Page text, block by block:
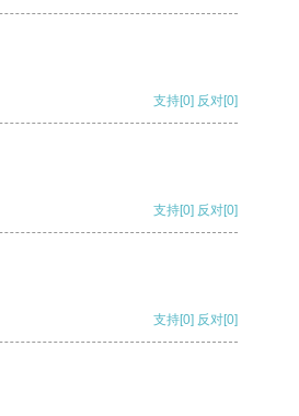
支持[0] 反对[0]
支持[0] 反对[0]
支持[0] 反对[0]